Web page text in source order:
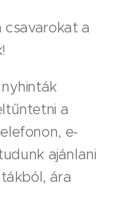
csavarokat a
a
e-
ajánlani
ára